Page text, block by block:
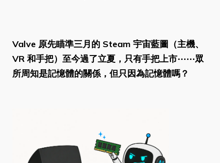
Valve 原先瞄準三月的 Steam 宇宙藍圖（主機、
VR 和手把）至今過了立夏，只有手把上市⋯⋯眾
所周知是記憶體的關係，但只因為記憶體嗎？